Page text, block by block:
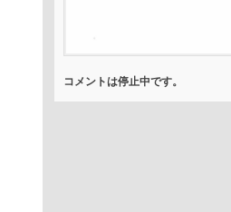
コメントは停止中です。